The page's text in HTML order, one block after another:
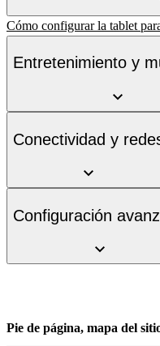
Cómo configurar la tablet
Entretenimiento y
Conectividad y
Configuración
Pie de página, mapa del